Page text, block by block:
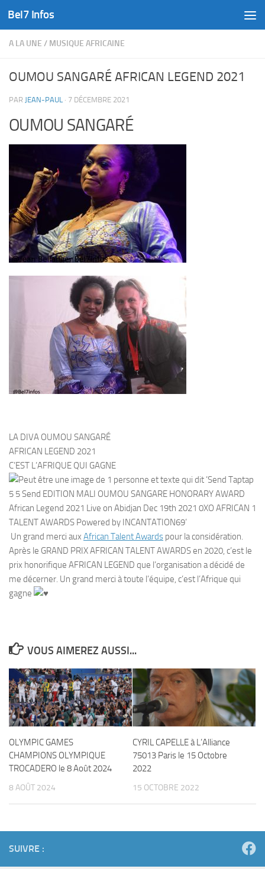
Skip to content
Bel7 Infos
A LA UNE / MUSIQUE AFRICAINE
OUMOU SANGARÉ AFRICAN LEGEND 2021
PAR JEAN-PAUL · 7 DÉCEMBRE 2021
OUMOU SANGARÉ
LA DIVA OUMOU SANGARÉ
AFRICAN LEGEND 2021
C’EST L’AFRIQUE QUI GAGNE
Un grand merci aux African Talent Awards pour la considération.
Après le GRAND PRIX AFRICAN TALENT AWARDS en 2020, c’est le
prix honorifique AFRICAN LEGEND que l’organisation a décidé de
me décerner. Un grand merci à toute l’équipe, c’est l’Afrique qui
gagne
VOUS AIMEREZ AUSSI...
OLYMPIC GAMES
CHAMPIONS OLYMPIQUE
TROCADERO le 8 Août 2024
8 AOÛT 2024
CYRIL CAPELLE à L’Alliance
75013 Paris le 15 Octobre
2022
15 OCTOBRE 2022
SUIVRE :